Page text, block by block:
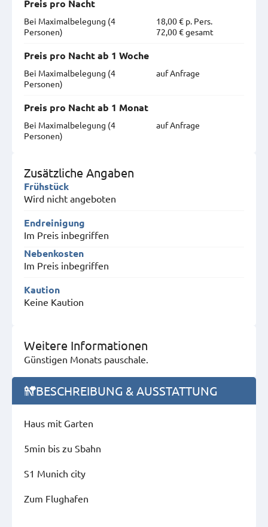
Preis pro Nacht
Bei Maximal­belegung (4
Personen)
18,00 € p. Pers.
72,00 € gesamt
Preis pro Nacht ab 1 Woche
Bei Maximal­belegung (4
Personen)
auf Anfrage
Preis pro Nacht ab 1 Monat
Bei Maximal­belegung (4
Personen)
auf Anfrage
Zusätzliche Angaben
Frühstück
Wird nicht angeboten
Endreinigung
Im Preis inbegriffen
Nebenkosten
Im Preis inbegriffen
Kaution
Keine Kaution
Weitere Informationen
Günstigen Monats pauschale.
BESCHREIBUNG & AUSSTATTUNG
Haus mit Garten
5min bis zu Sbahn
S1 Munich city
Zum Flughafen